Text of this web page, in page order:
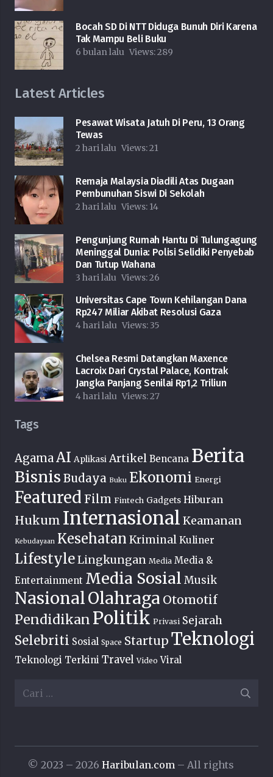
Bocah SD Di NTT Diduga Bunuh Diri Karena
Tak Mampu Beli Buku
6 bulan lalu Views:289
Latest Articles
Pesawat Wisata Jatuh Di Peru, 13 Orang
Tewas
2 hari lalu Views:21
Remaja Malaysia Diadili Atas Dugaan
Pembunuhan Siswi Di Sekolah
2 hari lalu Views: 14
Pengunjung Rumah Hantu Di Tulungagung
Meninggal Dunia: Polisi Selidiki Penyebab
Dan Tutup Wahana
3 hari lalu Views:26
Universitas Cape Town Kehilangan Dana
Rp247 Miliar Akibat Resolusi Gaza
4 hari lalu Views: 35
Chelsea Resmi Datangkan Maxence
Lacroix Dari Crystal Palace, Kontrak
Jangka Panjang Senilai Rp1,2 Triliun
4 hari lalu Views:27
Tags
AgamaAI Aplikasi Artikel Bencana Berita
Bisnis Budaya Buku Ekonomi Energi
Featured Film Fintech Gadgets Hiburan
Hukum Internasional Keamanan
Kebudayaan Kesehatan Kriminal Kuliner
LifestyleLingkungan Media Media &
Entertainment Media Sosial Musik
NasionalOlahraga Otomotif
Pendidikan Politik Privasi Sejarah
Selebriti Sosial Space Startup Teknologi
Teknologi Terkini Travel Video Viral
Cari
© 2023 – 2026 Haribulan.com – All rights